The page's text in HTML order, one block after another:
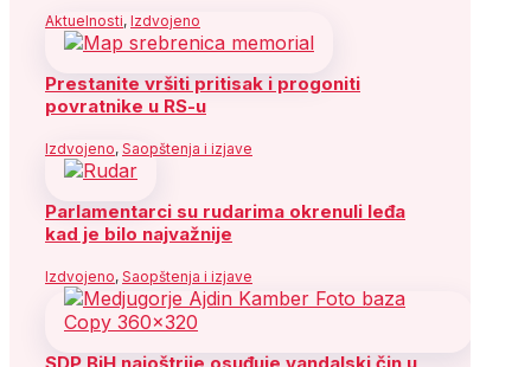
Aktuelnosti, Izdvojeno
Prestanite vršiti pritisak i progoniti
povratnike u RS-u
Izdvojeno, Saopštenja i izjave
Parlamentarci su rudarima okrenuli leđa
kad je bilo najvažnije
Izdvojeno, Saopštenja i izjave